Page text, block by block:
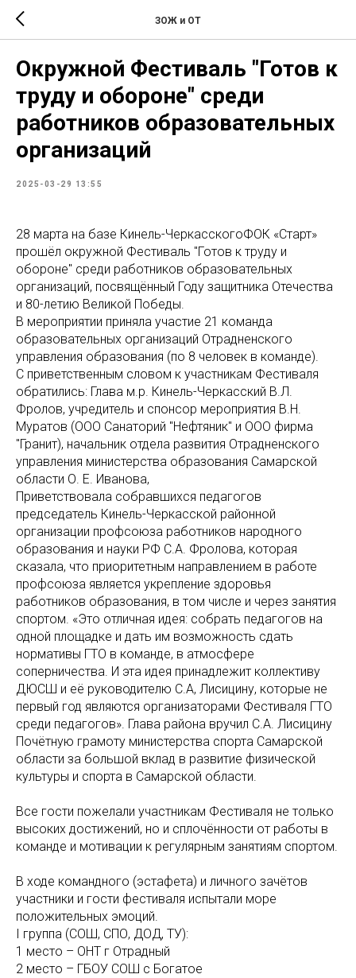
ЗОЖ и ОТ
Окружной Фестиваль "Готов к
труду и обороне" среди
работников образовательных
организаций
2025-03-29 13:55
28 марта на базе Кинель-ЧеркасскогоФОК «Старт»
прошёл окружной Фестиваль "Готов к труду и
обороне" среди работников образовательных
организаций, посвящённый Году защитника Отечества
и 80-летию Великой Победы.
В мероприятии приняла участие 21 команда
образовательных организаций Отрадненского
управления образования (по 8 человек в команде).
С приветственным словом к участникам Фестиваля
обратились: Глава м.р. Кинель-Черкасский В.Л.
Фролов, учредитель и спонсор мероприятия В.Н.
Муратов (ООО Санаторий "Нефтяник" и ООО фирма
"Гранит), начальник отдела развития Отрадненского
управления министерства образования Самарской
области О. Е. Иванова,
Приветствовала собравшихся педагогов
председатель Кинель-Черкасской районной
организации профсоюза работников народного
образования и науки РФ С.А. Фролова, которая
сказала, что приоритетным направлением в работе
профсоюза является укрепление здоровья
работников образования, в том числе и через занятия
спортом. «Это отличная идея: собрать педагогов на
одной площадке и дать им возможность сдать
нормативы ГТО в команде, в атмосфере
соперничества. И эта идея принадлежит коллективу
ДЮСШ и её руководителю С.А, Лисицину, которые не
первый год являются организаторами Фестиваля ГТО
среди педагогов». Глава района вручил С.А. Лисицину
Почётную грамоту министерства спорта Самарской
области за большой вклад в развитие физической
культуры и спорта в Самарской области.
Все гости пожелали участникам Фестиваля не только
высоких достижений, но и сплочённости от работы в
команде и мотивации к регулярным занятиям спортом.
В ходе командного (эстафета) и личного зачётов
участники и гости фестиваля испытали море
положительных эмоций.
I группа (СОШ, СПО, ДОД, ТУ):
1 место – ОНТ г Отрадный
2 место – ГБОУ СОШ с Богатое